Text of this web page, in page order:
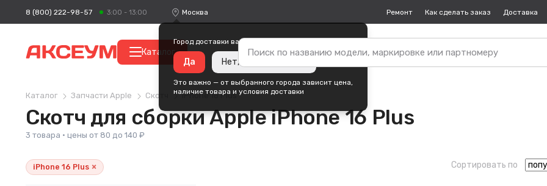
8 (800) 222-98-57 3:00 - 13:00 Москва
Город доставки ваших покупок —
Да Нет, изменить город
Это важно — от выбранного города зависит цена,
наличие товара и условия доставки
Ремонт Как сделать заказ Доставка
Каталог
Каталог Запчасти Apple Скотч iPhone 16 Plus
Скотч для сборки Apple iPhone 16 Plus
3 товара · цены от 80 до 140 ₽
iPhone 16 Plus × Сортировать по